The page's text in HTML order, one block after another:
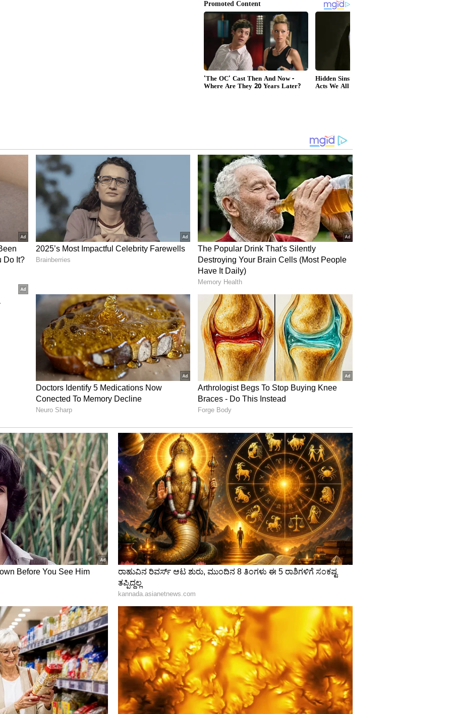
ದರ್ಶನ್ ಪ್ರಕರಣ ವಿಧಿಯಾಟ: ಸಂಗೀತ ನಿರ್ದೇಶಕ
ನನ್ನ ಆಲೋಚನೆಗಳು ಮತ್ತು ನೋವನ್ನು ಹಂಚಿಕೊಳ್ಳಲು
ಅಥವಾ ಸಾಮಾಜಿಕ ಮಾಧ್ಯಮದಲ್ಲಿ ಯಾವುದೇ ಹೆಚ್ಚಿನ
ನನ್ನ ನಿಲುವಿನ ಬಗ್ಗೆ ಅಭಿಮಾನಿಗಳಲ್ಲಿ ಯಾವುದೇ
ನಾನು ಮೊದಲಿಗೆ ತಮ್ಮ ಮಗ ಮತ್ತು ಪತಿಯನ್ನು
ರೇಣುಕಾಸ್ವಾಮಿ ಅವರ ಹೆತ್ತವರು ಮತ್ತು ಪತ್ನಿಗೆ ನನ್ನ
ಎದುರಿಸಲು ಮತ್ತು ಆ ನೋವನ್ನು ಭರಿಸಲು ಶಕ್ತಿಯನ್ನು
ನ್ಯಾಯ ದೊರಕಲಿ ಎಂದು ಪ್ರಾರ್ಥಿಸುತ್ತೇನೆ. ಈ
ಮತ್ತು ನಾನು ಅದನ್ನು ಅರ್ಥಮಾಡಿಕೊಳ್ಳಲು ಸಾಧ್ಯವಾಗದೆ
ಸ್ಥಿತಿಯಲ್ಲಿದ್ದೆ. ನನ್ನ "ಮೌನ" ದ ಬಗ್ಗೆ ಕಾಮೆಂಟ್
ಅವರ ಕುಟುಂಬ ಮತ್ತು ನಾವು ವರ್ಷಗಳಿಂದ ಹಂಚಿಕೊಂಡಿರುವ
ಅವರು ಸ್ಟಾರ್ ಮತ್ತು ಸೂಪರ್‌ಸ್ಟಾರ್
ಬಲ್ಲೆ.
ಕುಟುಂಬದ ಸದಸ್ಯ ಮತ್ತು ಯಾವಾಗಲೂ ನನಗೆ ಮಗನಂತೆ.
ಅಪ್ಪಾಜಿ ಎಂದು ಪರಿಗಣಿಸಿದ್ದಾರೆ ಹಾಗೂ ನನಗೆ ಅವರ
ನೀಡಿದ್ದಾರೆ. ಯಾವ ತಾಯಿಯೂ ತನ್ನ ಮಗುವನ್ನು
ನಾನು ದರ್ಶನ್ ಅವರನ್ನು ಪ್ರೀತಿಸುವ ಹೃದಯ
ವ್ಯಕ್ತಿ ಎಂದು ತಿಳಿದಿದ್ದೇನೆ. ಪ್ರಾಣಿಗಳ ಬಗ್ಗೆ ಅವನ
ಯಾವಾಗಲೂ ಅವನ ಸ್ವಭಾವದ ಭಾಗವಾಗಿದೆ.
ಎಂದು ನಾನು ನಂಬಿದ್ದೇನೆ. ಈ ಪ್ರಕರಣ
ಯಾವುದೇ ಪ್ರತಿಕ್ರಿಯೆ ನೀಡುವುದಿಲ್ಲ. ದರ್ಶನ್ ಜೊತೆಗೆ ಅವನ
ಮಾಧ್ಯಮದಲ್ಲಿ ಗುರಿಯಾಗಿಸಿಕೊಂಡಿರುವುದು ತುಂಬಾ
ಬಡ ಕುಟುಂಬಗಳು ಕೂಡ ಸಂಕಷ್ಟಕ್ಕೆ ಸಿಲುಕಿರುವುದು
ಮತ್ತು ಸಾರ್ವಜನಿಕರು ಸಂತ್ರಸ್ತ ಅಥವಾ
ಪರಿಸ್ಥಿತಿಯನ್ನು ಎದುರಿಸುತ್ತಿರುವವರ ಮೇಲೆ ತಮ್ಮ
ಪರಿಗಣಿಸಬೇಕು.